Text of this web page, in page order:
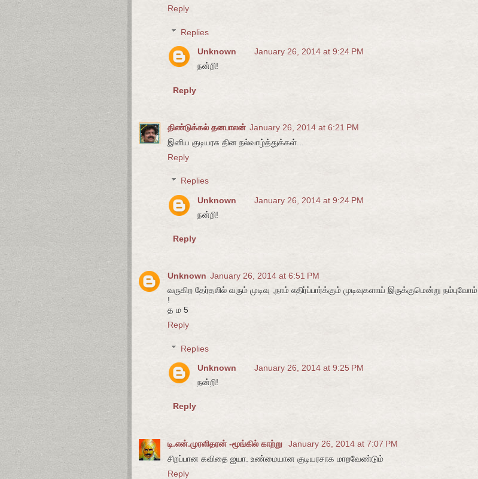
Reply
Replies
Unknown
January 26, 2014 at 9:24 PM
நன்றி!
Reply
திண்டுக்கல் தனபாலன் January 26, 2014 at 6:21 PM
இனிய குடியரசு தின நல்வாழ்த்துக்கள்...
Reply
Replies
Unknown
January 26, 2014 at 9:24 PM
நன்றி!
Reply
Unknown January 26, 2014 at 6:51 PM
வருகிற தேர்தலில் வரும் முடிவு ,நாம் எதிர்ப்பார்க்கும் முடிவுகளாய் இருக்குமென்று நம்புவோம்
!
த ம 5
Reply
Replies
Unknown
January 26, 2014 at 9:25 PM
நன்றி!
Reply
டி.என்.முரளிதரன் -மூங்கில் காற்று
January 26, 2014 at 7:07 PM
சிறப்பான கவிதை ஐயா. உண்மையான குடியரசாக மாறவேண்டும்
Reply